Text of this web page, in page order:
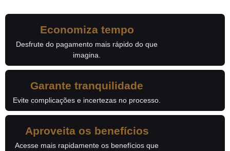
Economiza tempo
Desfrute do pagamento mais rápido do que
imagina.
Garante tranquilidade
Evite complicações e incertezas no processo.
Aproveita os benefícios
Acesse mais rapidamente os benefícios que